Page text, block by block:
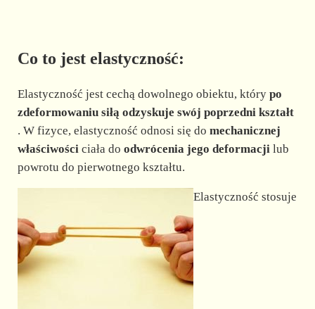
V
i
d
o
Co to jest elastyczność:
Elastyczność jest cechą dowolnego obiektu, który po
zdeformowaniu siłą odzyskuje swój poprzedni kształt
. W fizyce, elastyczność odnosi się do mechanicznej
właściwościciała do odwrócenia jego deformacjilub
powrotu do pierwotnego kształtu.
Elastyczność stosuje